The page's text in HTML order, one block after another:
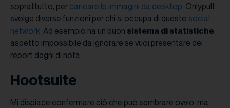
soprattutto, per caricare le immagini da desktop. Onlypult
svolge diverse funzioni per chi si occupa di questo social
network. Ad esempio ha un buon sistema di statistiche,
aspetto impossibile da ignorare se vuoi presentare dei
report degni di nota.
Hootsuite
Mi dispiace confermare ciò che può sembrare ovvio, ma